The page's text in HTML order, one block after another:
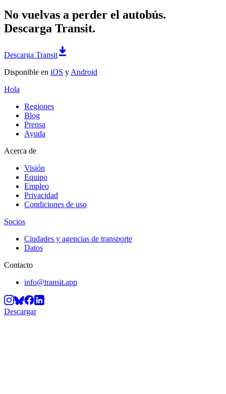
No vuelvas a perder el autobús.
Descarga Transit.
Descarga Transit
Disponible en iOS y Android
Hola
Regiones
Blog
Prensa
Ayuda
Acerca de
Visión
Equipo
Empleo
Privacidad
Condiciones de uso
Socios
Ciudades y agencias de transporte
Datos
Contacto
info@transit.app
Descargar